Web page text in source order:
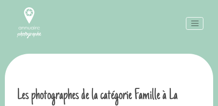
Les photographes de la catégorie Famille à La